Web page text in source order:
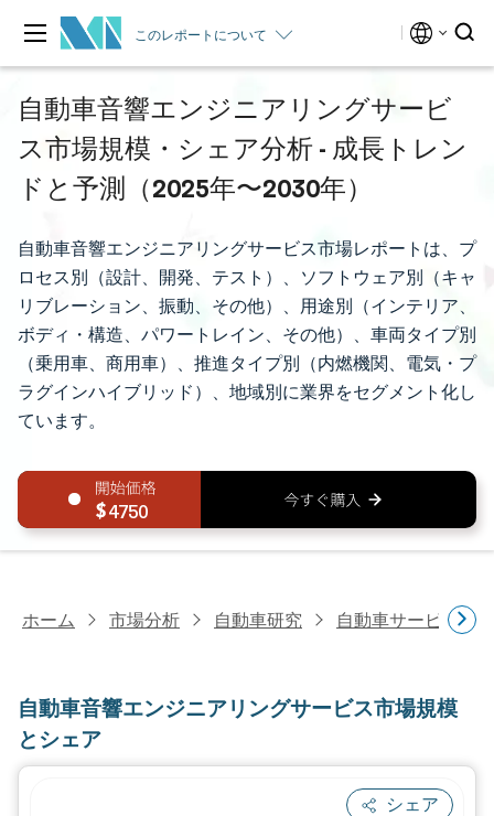
このレポートについて
自動車音響エンジニアリングサービ
ス市場規模・シェア分析 - 成長トレン
ドと予測（2025年〜2030年）
自動車音響エンジニアリングサービス市場レポートは、プ
ロセス別（設計、開発、テスト）、ソフトウェア別（キャ
リブレーション、振動、その他）、用途別（インテリア、
ボディ・構造、パワートレイン、その他）、車両タイプ別
（乗用車、商用車）、推進タイプ別（内燃機関、電気・プ
ラグインハイブリッド）、地域別に業界をセグメント化し
ています。
4750
ホーム 市場分析 自動車研究 自動車サービス研究
自動車音響エンジニアリングサービス市場規模
とシェア
シェア